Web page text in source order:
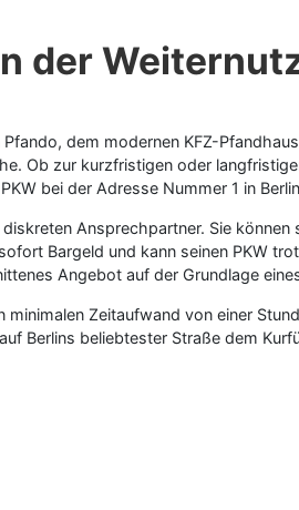
der
dem modernen KFZ-
Ob zur kurzfristigen oder
bei der Adresse Nummer 1 in
Ansprechpartner. Sie
Bargeld und kann seinen PKW
Angebot auf der Grundlage
minimalen Zeitaufwand von einer
Berlins beliebtester Straße dem